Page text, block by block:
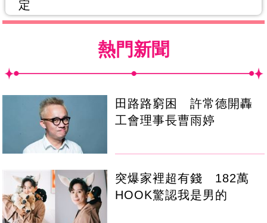
定
熱門新聞
田路路窮困 許常德開轟
工會理事長曹雨婷
突爆家裡超有錢 182萬
HOOK驚認我是男的